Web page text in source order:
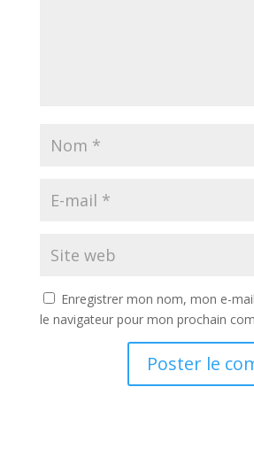
Enregistrer mon nom, mon e-
le navigateur pour mon prochain